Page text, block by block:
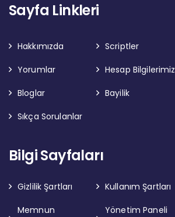
Sayfa Linkleri
Hakkımızda
Scriptler
Yorumlar
Hesap Bilgilerimiz
Bloglar
Bayilik
Sıkça Sorulanlar
Bilgi Sayfaları
Gizlilik Şartları
Kullanım Şartları
Memnun
Yönetim Paneli